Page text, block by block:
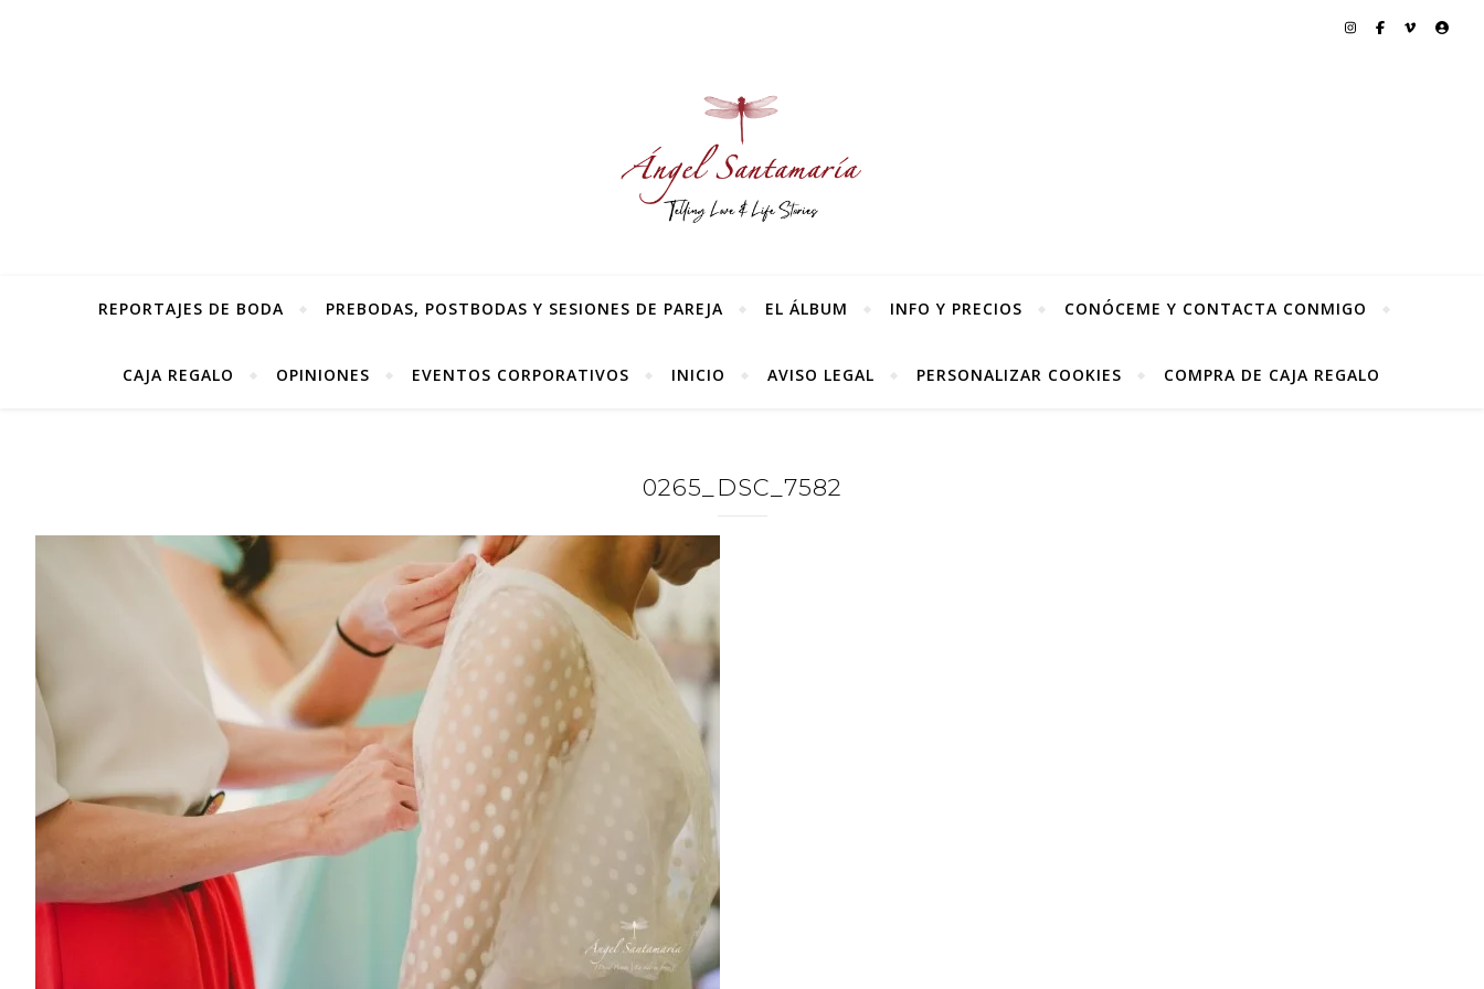
REPORTAJES DE BODA PREBODAS, POSTBODAS Y SESIONES DE PAREJA EL ÁLBUM INFO Y PRECIOS CONÓCEME Y CONTACTA CONMIGO
CAJA REGALO OPINIONES EVENTOS CORPORATIVOS INICIO AVISO LEGAL PERSONALIZAR COOKIES COMPRA DE CAJA REGALO
0265_DSC_7582